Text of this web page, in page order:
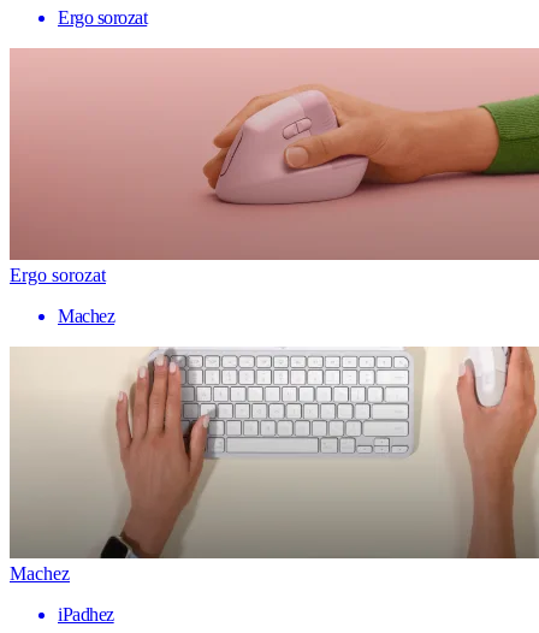
Ergo sorozat
Ergo sorozat
Machez
Machez
iPadhez